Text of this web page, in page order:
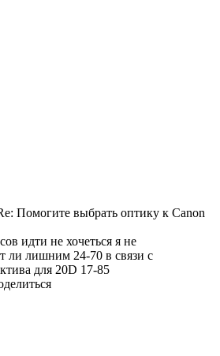
Помогите выбрать оптику к Canon
идти не хочеться я не
ли лишним 24-70 в связи с
для 20D 17-85